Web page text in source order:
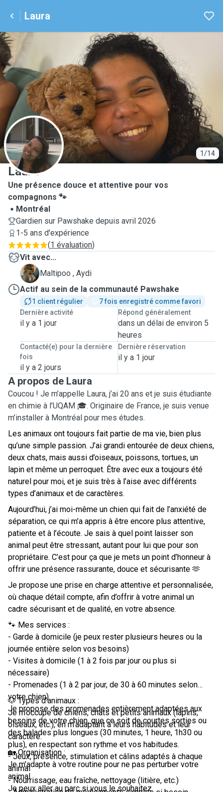
Laura
1/14
L
Laura
Une présence douce et attentive pour vos
compagnons 🐾
Montréal
Gardien sur Pawshake depuis avril 2026
1-5 ans d'expérience
(1 évaluation)
Vit avec...
A
Maltipoo , Aydi
Actif au sein de la communauté Pawshake
1 client régulier
7 fois enregistré comme favori
Dernière activité
il y a 1 jour
Répond généralement
dans un délai de environ 5
heures
Contacté(e) pour la dernière
fois
il y a 2 jours
Dernière réservation
il y a 1 jour
A propos de Laura
Coucou ! Je m’appelle Laura, j’ai 20 ans et je suis étudiante
en chimie à l’UQAM 🎓. Originaire de France, je suis venue
m’installer à Montréal pour mes études.
Les animaux ont toujours fait partie de ma vie, bien plus
qu’une simple passion. J’ai grandi entourée de deux chiens,
deux chats, mais aussi d’oiseaux, poissons, tortues, un
lapin et même un perroquet. Être avec eux a toujours été
naturel pour moi, et je suis très à l’aise avec différents
types d’animaux et de caractères.
Aujourd’hui, j’ai moi-même un chien qui fait de l’anxiété de
séparation, ce qui m’a appris à être encore plus attentive,
patiente et à l’écoute. Je sais à quel point laisser son
animal peut être stressant, autant pour lui que pour son
propriétaire. C’est pour ça que je mets un point d’honneur à
offrir une présence rassurante, douce et sécurisante 🫶
Je propose une prise en charge attentive et personnalisée,
où chaque détail compte, afin d’offrir à votre animal un
cadre sécurisant et de qualité, en votre absence.
🐾 Mes services :
- Garde à domicile (je peux rester plusieurs heures ou la
journée entière selon vos besoins)
- Visites à domicile (1 à 2 fois par jour ou plus si
nécessaire)
- Promenades (1 à 2 par jour, de 30 à 60 minutes selon
votre chien)
Je propose des promenades entièrement adaptées aux
besoins de votre chien, que ce soit de courtes sorties ou
des balades plus longues (30 minutes, 1 heure, 1h30 ou
plus), en respectant son rythme et vos habitudes.
- Jeux, présence, stimulation et câlins adaptés à chaque
animal
- Nourrissage, eau fraîche, nettoyage (litière, etc.)
🐶 Types d’animaux :
Je m’occupe de chiens, chats et petits animaux (lapins,
oiseaux, etc.), en m’adaptant à leurs habitudes et leur
caractère.
🏡 Organisation :
Je m’adapte à votre routine pour ne pas perturber votre
animal
Je peux aller au parc si vous le souhaitez